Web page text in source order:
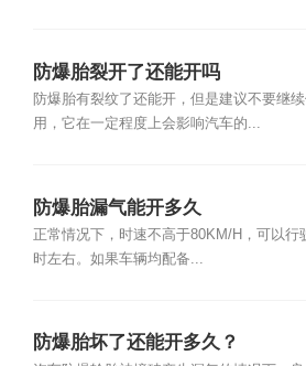
防爆胎裂开了还能开吗
防爆胎有裂纹了还能开，但是建议不要继
用，它在一定程度上会影响汽车的...
防爆胎漏气能开多久
正常情况下，时速不高于80KM/H，可以行
时左右。如果车辆均配备...
防爆胎坏了还能开多久？